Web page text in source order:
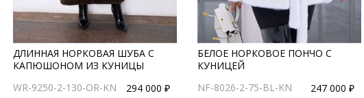
ДЛИННАЯ НОРКОВАЯ ШУБА С
КАПЮШОНОМ ИЗ КУНИЦЫ
WR-9250-2-130-OR-KN
294 000 ₽
БЕЛОЕ НОРКОВОЕ ПОНЧО С
КУНИЦЕЙ
NF-8026-2-75-BL-KN
247 000 ₽